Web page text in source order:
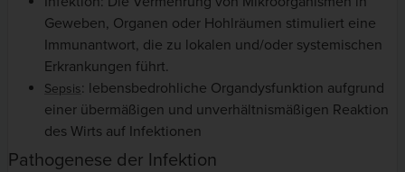
Geweben, Organen oder Hohlräumen stimuliert eine
Immunantwort, die zu lokalen und/oder systemischen
Erkrankungen führt.
Sepsis: lebensbedrohliche Organdysfunktion aufgrund
einer übermäßigen und unverhältnismäßigen Reaktion
des Wirts auf Infektionen
Pathogenese der Infektion